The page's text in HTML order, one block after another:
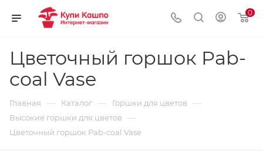
0
Цветочный горшок Рab-
coal Vase
Главная — Каталог — Горшки для цветов —
Высокие горшки для цветов —
Цветочный горшок Рab-coal Vase